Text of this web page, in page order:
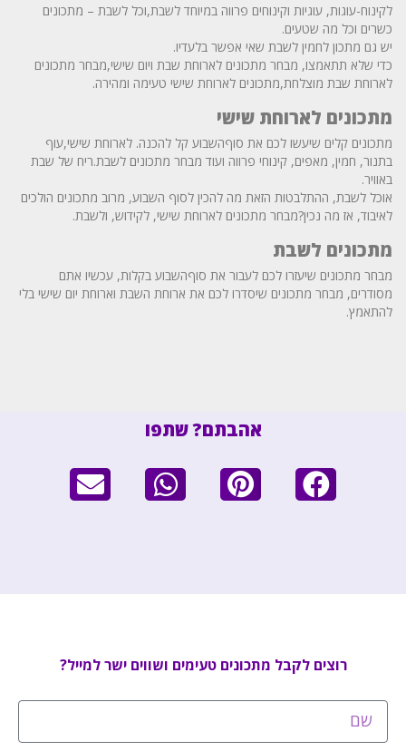
לקינוח-עוגות, עוגיות וקינוחים פרווה במיוחד לשבת,וכל לשבת – מתכונים
כשרים וכל מה שטעים.
יש גם מתכון לחמין לשבת שאי אפשר בלעדיו.
כדי שלא תתאמצו, מבחר מתכונים לארוחת שבת ויום שישי,מבחר מתכונים
לארוחת שבת מוצלחת,מתכונים לארוחת שישי טעימה ומהירה.
מתכונים לארוחת שישי
מתכונים קלים שיעשו לכם את סוףהשבוע קל להכנה. לארוחת שישי,עוף
בתנור, חמין, מאפים, קינוחי פרווה ועוד מבחר מתכונים לשבת.ריח של שבת
באוויר.
אוכל לשבת, ההתלבטות הזאת מה להכין לסוף השבוע, מרוב מתכונים הולכים
לאיבוד, אז מה נכין?מבחר מתכונים לארוחת שישי, לקידוש, ולשבת.
מתכונים לשבת
מבחר מתכונים שיעזרו לכם לעבור את סוףהשבוע בקלות, עכשיו אתם
מסודרים, מבחר מתכונים שיסדרו לכם את ארוחת השבת וארוחת יום שישי בלי
להתאמץ.
אהבתם? שתפו
רוצים לקבל מתכונים טעימים ושווים ישר למייל?